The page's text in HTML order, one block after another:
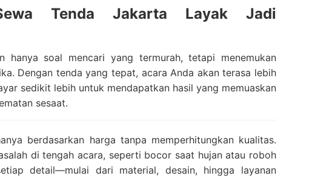
Tenda Jakarta Layak Jadi
soal mencari yang termurah, tetapi menemukan
Dengan tenda yang tepat, acara Anda akan terasa lebih
sedikit lebih untuk mendapatkan hasil yang memuaskan
sesaat.
berdasarkan harga tanpa memperhitungkan kualitas.
di tengah acara, seperti bocor saat hujan atau roboh
detail—mulai dari material, desain, hingga layanan